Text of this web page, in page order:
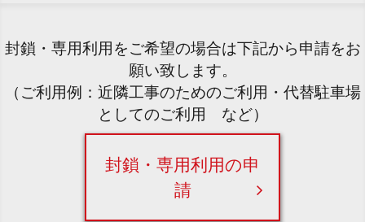
封鎖・専用利用をご希望の場合は下記から申請をお
願い致します。
（ご利用例：近隣工事のためのご利用・代替駐車場
としてのご利用 など）
封鎖・専用利用の申
請